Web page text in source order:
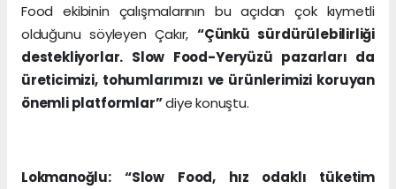
Food ekibinin çalışmalarının bu açıdan çok kıymetli
olduğunu söyleyen Çakır, “Çünkü sürdürülebilirliği
destekliyorlar. Slow Food-Yeryüzü pazarları da
üreticimizi, tohumlarımızı ve ürünlerimizi koruyan
önemli platformlar”diye konuştu.
Lokmanoğlu: “Slow Food, hız odaklı tüketim